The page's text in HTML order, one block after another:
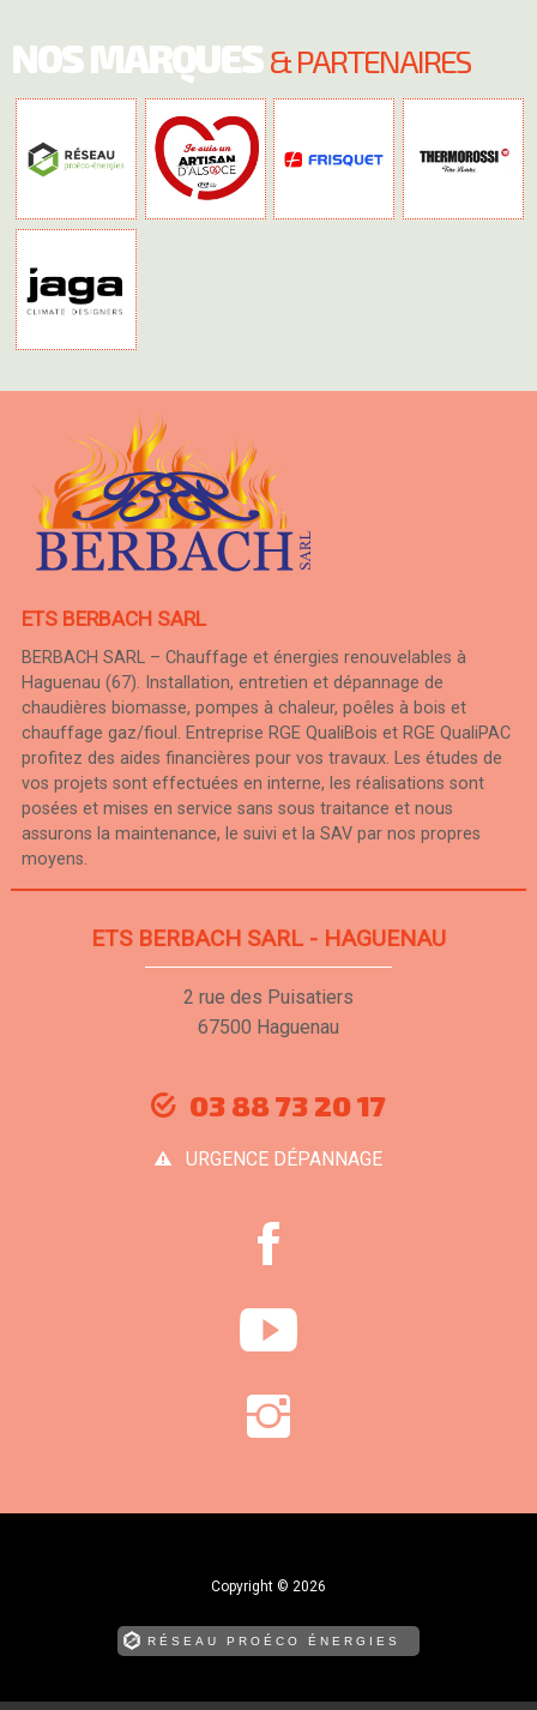
NOS MARQUES& PARTENAIRES
ETS BERBACH SARL
BERBACH SARL – Chauffage et énergies renouvelables à
Haguenau (67). Installation, entretien et dépannage de
chaudières biomasse, pompes à chaleur, poêles à bois et
chauffage gaz/fioul. Entreprise RGE QualiBois et RGE QualiPAC
profitez des aides financières pour vos travaux. Les études de
vos projets sont effectuées en interne, les réalisations sont
posées et mises en service sans sous traitance et nous
assurons la maintenance, le suivi et la SAV par nos propres
moyens.
ETS BERBACH SARL - HAGUENAU
2 rue des Puisatiers
67500 Haguenau
03 88 73 20 17
URGENCE DÉPANNAGE
Copyright © 2026
RÉSEAU PROÉCO ÉNERGIES